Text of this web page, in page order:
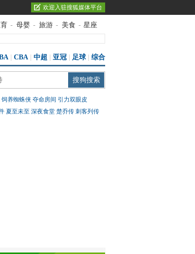
欢迎入驻搜狐媒体平台
- 母婴 - 旅游 - 美食 - 星座
CBA 中超 亚冠 足球| 综合
饲养蜘蛛侠 夺命房间 引力双眼皮
夏至未至 深夜食堂 楚乔传 刺客列传